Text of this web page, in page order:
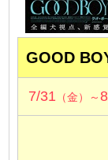
GOOD
7/31 （金）～